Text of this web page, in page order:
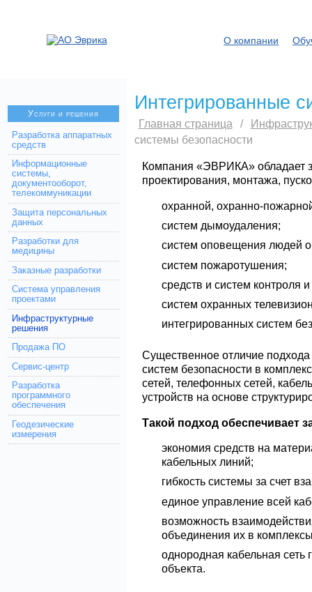
О компании
Услуги и решения
Разработка аппаратных
средств
Информационные
системы,
документооборот,
телекоммуникации
Защита персональных
данных
Разработки для
медицины
Заказные разработки
Система управления
проектами
Инфраструктурные
решения
Продажа ПО
Сервис-центр
Разработка
программного
обеспечения
Геодезические
измерения
Интегрированные
Главная страница /
системы безопасности
Компания «ЭВРИКА» обладает
проектирования, монтажа,
охранной, охранно-
систем дымоудаления;
систем оповещения людей
систем пожаротушения;
средств и систем контроля
систем охранных
интегрированных систем
Существенное отличие
систем безопасности в
сетей, телефонных сетей,
устройств на основе
Такой подход обеспечивает
экономия средств на
кабельных линий;
гибкость системы за счет
единое управление всей
возможность
объединения их в
однородная кабельная сеть
объекта.